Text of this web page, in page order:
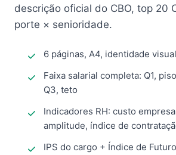
descrição oficial do CBO, top 20
porte × senioridade.
6 páginas, A4, identidade
Faixa salarial completa: Q1,
Q3, teto
Indicadores RH: custo
amplitude, índice de
IPS do cargo + Índice de